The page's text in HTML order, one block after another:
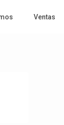
Ventas